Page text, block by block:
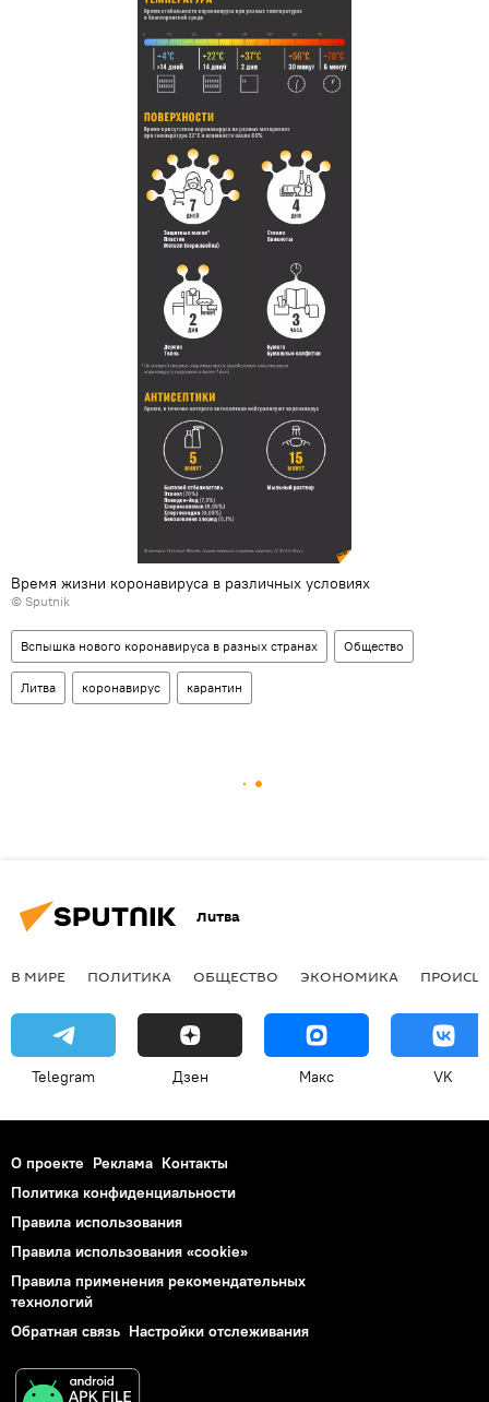
Время жизни коронавируса в различных условиях
© Sputnik
Вспышка нового коронавируса в разных странах Общество
Литва коронавирус карантин
Литва
В МИРЕ ПОЛИТИКА ОБЩЕСТВО ЭКОНОМИКА
Telegram Дзен Макс VK
О проекте Реклама Контакты
Политика конфиденциальности
Правила использования
Правила использования «cookie»
Правила применения рекомендательных
технологий
Обратная связь Настройки отслеживания